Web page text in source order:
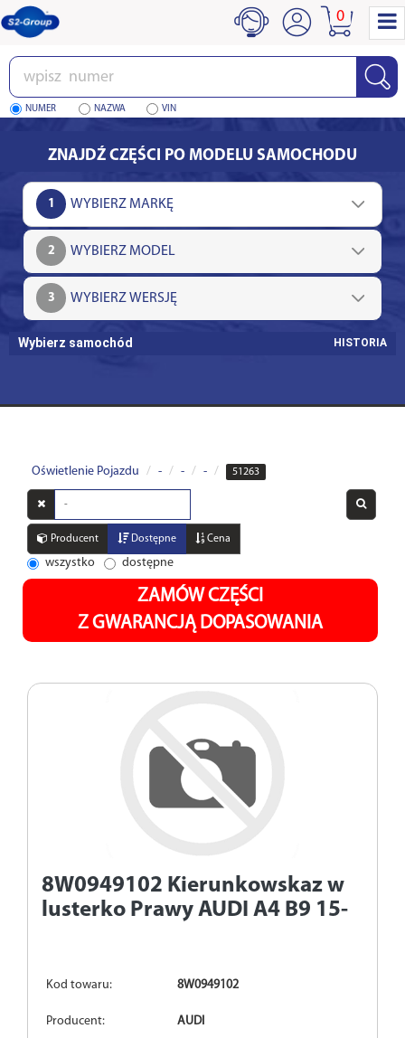
Wpisz
numer
NUMER NAZWA VIN
0
ZNAJDŹ CZĘŚCI PO MODELU SAMOCHODU
1
2
3
Wybierz samochód HISTORIA
Oświetlenie Pojazdu - - - 51263
Wyszukaj
w
opisachProducent Dostępne Cena
wszystko dostępne
ZAMÓW CZĘŚCI
Z GWARANCJĄ DOPASOWANIA
8W0949102 Kierunkowskaz w
lusterko Prawy AUDI A4 B9 15-
Kod towaru: 8W0949102
Producent: AUDI